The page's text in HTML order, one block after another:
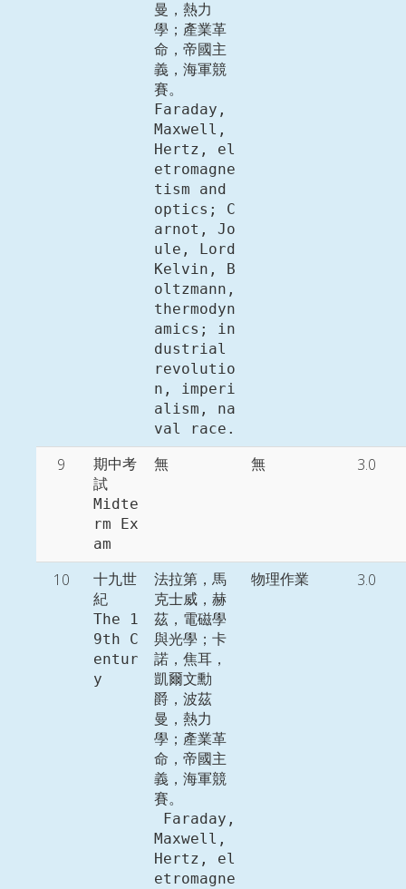
曼，熱力
學；產業革
命，帝國主
義，海軍競
賽。
Faraday,
Maxwell,
Hertz, el
etromagne
tism and
optics; C
arnot, Jo
ule, Lord
Kelvin, B
oltzmann,
thermodyn
amics; in
dustrial
revolutio
n, imperi
alism, na
9
期中考
試
Midte
rm Ex
am
無 無 3.0
10
十九世
紀
The 1
9th C
entur
y
法拉第，馬
克士威，赫
茲，電磁學
與光學；卡
諾，焦耳，
凱爾文勳
爵，波茲
曼，熱力
學；產業革
命，帝國主
義，海軍競
賽。
Maxwell,
Hertz, el
etromagne
物理作業 3.0